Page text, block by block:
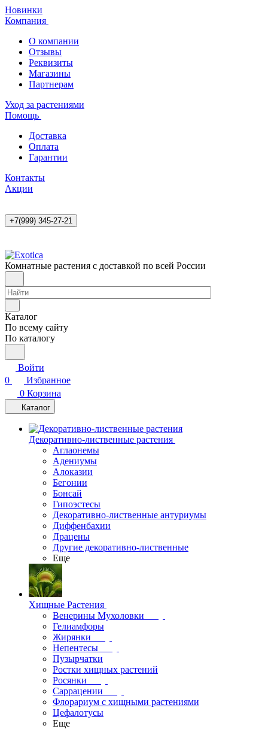
Новинки
Компания
О компании
Отзывы
Реквизиты
Магазины
Партнерам
Уход за растениями
Помощь
Доставка
Оплата
Гарантии
Контакты
Акции
+7(999) 345-27-21
Комнатные растения с доставкой по всей России
Каталог
По всему сайту
По каталогу
Войти
0
Избранное
0 Корзина
Каталог
Декоративно-лиственные растения
Аглаонемы
Адениумы
Алоказии
Бегонии
Бонсай
Гипоэстесы
Декоративно-лиственные антуриумы
Диффенбахии
Драцены
Другие декоративно-лиственные
Еще
Хищные Растения
Венерины Мухоловки
Гелиамфоры
Жирянки
Непентесы
Пузырчатки
Ростки хищных растений
Росянки
Саррацении
Флорариум с хищными растениями
Цефалотусы
Еще